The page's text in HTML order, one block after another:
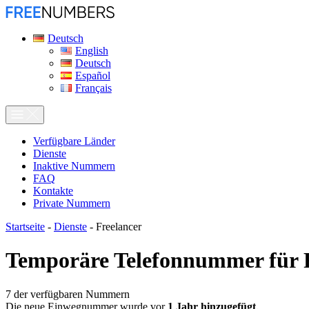
Deutsch
English
Deutsch
Español
Français
Verfügbare Länder
Dienste
Inaktive Nummern
FAQ
Kontakte
Private Nummern
Startseite - Dienste - Freelancer
Temporäre Telefonnummer für
7 der verfügbaren Nummern
Die neue Einwegnummer wurde vor 1 Jahr hinzugefügt.